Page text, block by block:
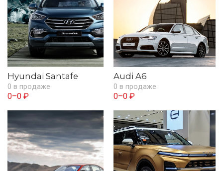
Hyundai Santafe
0 в продаже
0–0 ₽
Audi A6
0 в продаже
0–0 ₽